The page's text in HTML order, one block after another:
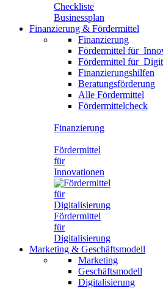
Checkliste
Businessplan
Finanzierung & Fördermittel
Finanzierung
Fördermittel für
Fördermittel für
Finanzierungshilfen
Beratungsförderung
Alle Fördermittel
Fördermittelcheck
Finanzierung
Fördermittel
für
Innovationen
Fördermittel
für
Digitalisierung
Marketing & Geschäftsmodell
Marketing
Geschäftsmodell
Digitalisierung